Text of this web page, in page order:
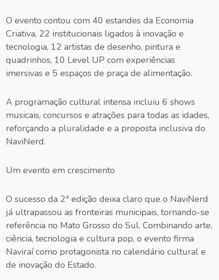
O evento contou com 40 estandes da Economia
Criativa, 22 institucionais ligados à inovação e
tecnologia, 12 artistas de desenho, pintura e
quadrinhos, 10 Level UP com experiências
imersivas e 5 espaços de praça de alimentação.
A programação cultural intensa incluiu 6 shows
musicais, concursos e atrações para todas as idades,
reforçando a pluralidade e a proposta inclusiva do
NaviNerd.
Um evento em crescimento
O sucesso da 2ª edição deixa claro que o NaviNerd
já ultrapassou as fronteiras municipais, tornando-se
referência no Mato Grosso do Sul. Combinando arte,
ciência, tecnologia e cultura pop, o evento firma
Naviraí como protagonista no calendário cultural e
de inovação do Estado.